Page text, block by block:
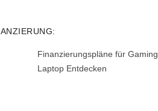
Finanzierungspläne für Gaming
Laptop Entdecken